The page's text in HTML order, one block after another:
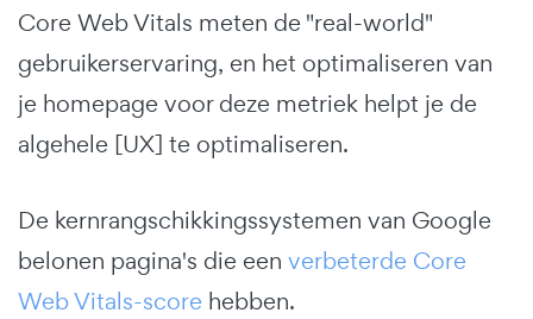
Core Web Vitals meten de "real-world"
gebruikerservaring, en het optimaliseren van
je homepage voor deze metriek helpt je de
algehele [UX] te optimaliseren.
De kernrangschikkingssystemen van Google
belonen pagina's die een verbeterde Core
Web Vitals-score hebben.